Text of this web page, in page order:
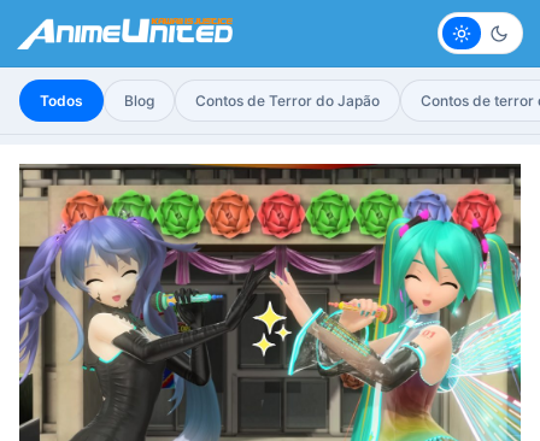
Claro
Todos Blog Contos de Terror do Japão Contos de terror